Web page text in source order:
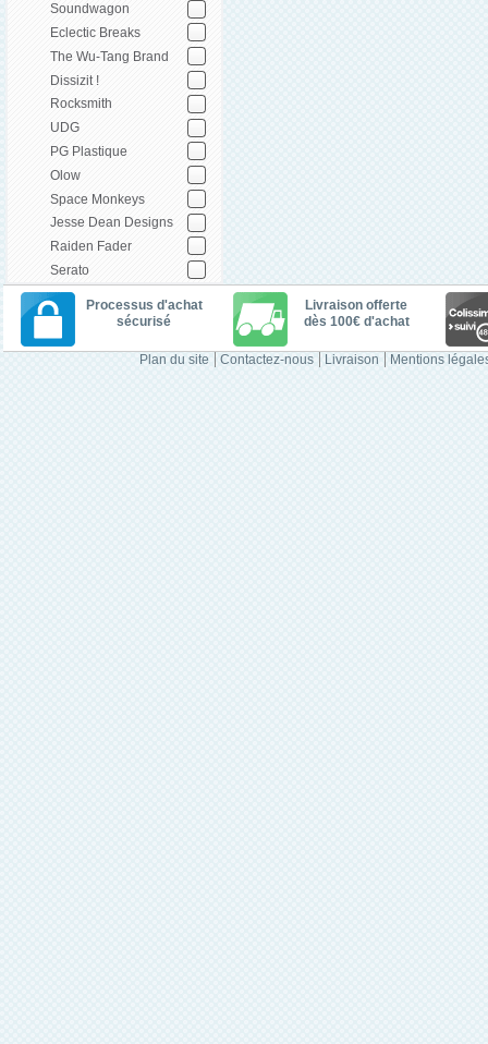
Soundwagon
Eclectic Breaks
The Wu-Tang Brand
Dissizit !
Rocksmith
UDG
PG Plastique
Olow
Space Monkeys
Jesse Dean Designs
Raiden Fader
Serato
Processus d'achat
sécurisé
Livraison offerte
dès 100€ d'achat
Plan du site Contactez-nous Livraison Mentions